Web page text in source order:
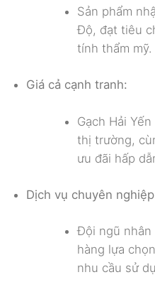
Sản phẩm
Độ, đạt tiêu
tính thẩm mỹ.
Giá cả cạnh tranh:
Gạch Hải
thị trường,
ưu đãi hấp
Dịch vụ chuyên
Đội ngũ nhân
hàng lựa
nhu cầu sử